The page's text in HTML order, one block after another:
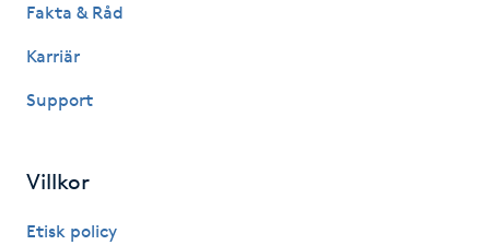
Hårborttagning
Fakta & Råd
Karriär
Support
Villkor
Etisk policy